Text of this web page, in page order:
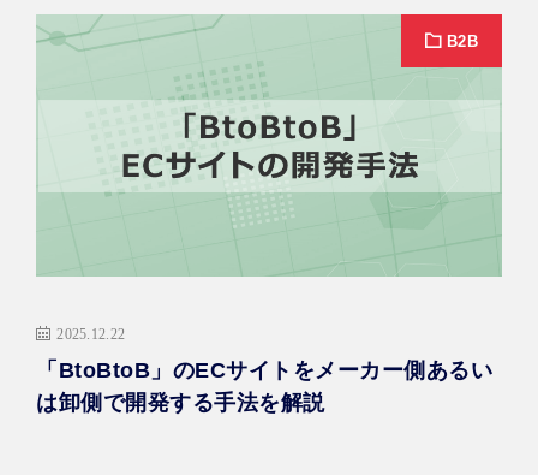
B2B
2025.12.22
「BtoBtoB」のECサイトをメーカー側あるい
は卸側で開発する手法を解説